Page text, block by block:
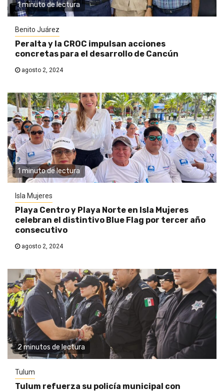
1 minuto de lectura
Benito Juárez
Peralta y la CROC impulsan acciones
concretas para el desarrollo de Cancún
agosto 2, 2024
1 minuto de lectura
Isla Mujeres
Playa Centro y Playa Norte en Isla Mujeres
celebran el distintivo Blue Flag por tercer año
consecutivo
agosto 2, 2024
2 minutos de lectura
Tulum
Tulum refuerza su policía municipal con